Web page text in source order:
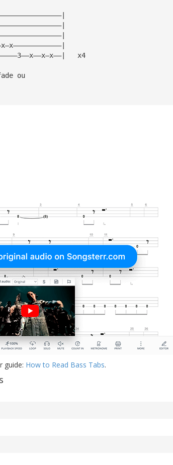
B|—0——x——x—x—1——x——x—x———————————3——x——x—x——|	x4
ou
guide: How to Read Bass Tabs.